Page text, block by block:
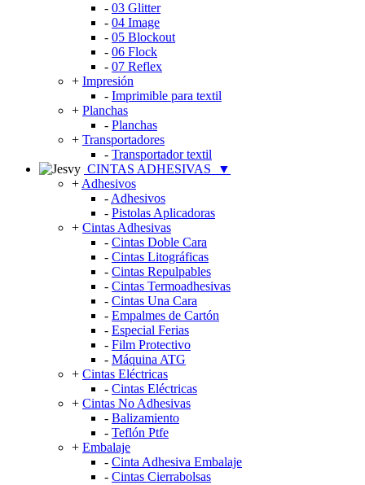
- 03 Glitter
- 04 Image
- 05 Blockout
- 06 Flock
- 07 Reflex
+ Impresión
- Imprimible para textil
+ Planchas
- Planchas
+ Transportadores
- Transportador textil
CINTAS ADHESIVAS
▼
+ Adhesivos
- Adhesivos
- Pistolas Aplicadoras
+ Cintas Adhesivas
- Cintas Doble Cara
- Cintas Litográficas
- Cintas Repulpables
- Cintas Termoadhesivas
- Cintas Una Cara
- Empalmes de Cartón
- Especial Ferias
- Film Protectivo
- Máquina ATG
+ Cintas Eléctricas
- Cintas Eléctricas
+ Cintas No Adhesivas
- Balizamiento
- Teflón Ptfe
+ Embalaje
- Cinta Adhesiva Embalaje
- Cintas Cierrabolsas